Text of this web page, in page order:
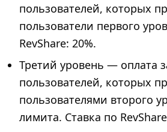
пользователей, которых
пользователи первого
RevShare: 20%.
Третий уровень — оплата
пользователей, которых
пользователями второго
лимита. Ставка по